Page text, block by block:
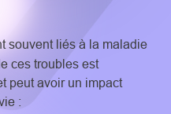
souvent liés à la maladie
ces troubles est
peut avoir un impact
: